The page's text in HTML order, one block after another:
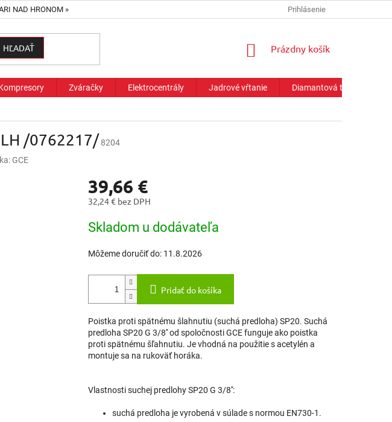
NAD HRONOM » Prihlásenie
HĽADAŤ
NÁKUPNÝ
Prázdny košík
Zváračky Elektrocentrály Jadrové vŕtanie Diamantová technika
/0762217/ 8204
GCE
39,66 €
32,24 € bez DPH
cena:
Skladom u dodávateľa
Môžeme doručiť do: 11.8.2026
Pridať do košíka
Poistka proti spätnému šlahnutiu (suchá predloha) SP20. Suchá
predloha SP20 G 3/8'' od spoločnosti GCE funguje ako poistka
proti spätnému šľahnutiu. Je vhodná na použitie s acetylén a
montuje sa na rukoväť horáka.
Vlastnosti suchej predlohy SP20 G 3/8'':
suchá predloha je vyrobená v súlade s normou EN730-1.